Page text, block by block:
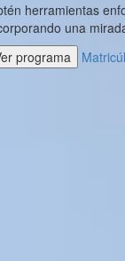
herramientas
una
programa